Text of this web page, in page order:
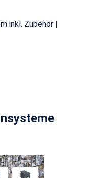
inkl. Zubehör |